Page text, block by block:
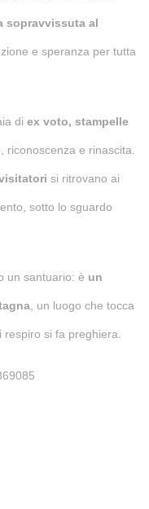
sopravvissuta al
e speranza per tutta
di ex voto, stampelle
riconoscenza e rinascita.
si ritrovano ai
sotto lo sguardo
un santuario: è un
, un luogo che tocca
si fa preghiera.